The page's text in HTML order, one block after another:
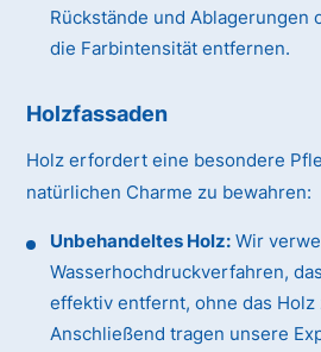
Rückstände und Ablagerungen
die Farbintensität entfernen.
Holzfassaden
Holz erfordert eine besondere
natürlichen Charme zu bewahren:
Unbehandeltes Holz: Wir
Wasserhochdruckverfahren,
effektiv entfernt, ohne das Holz
Anschließend tragen unsere